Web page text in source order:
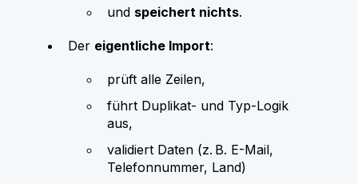
und speichert nichts.
Der eigentliche Import:
prüft alle Zeilen,
führt Duplikat- und Typ-Logik
aus,
validiert Daten (z. B. E-Mail,
Telefonnummer, Land)